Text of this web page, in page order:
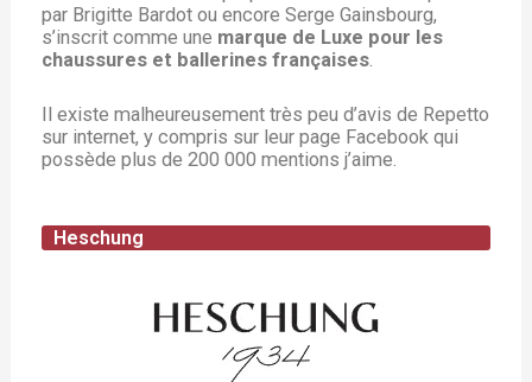
par Brigitte Bardot ou encore Serge Gainsbourg,
s’inscrit comme une marque de Luxe pour les
chaussures et ballerines françaises.
Il existe malheureusement très peu d’avis de Repetto
sur internet, y compris sur leur page Facebook qui
possède plus de 200 000 mentions j’aime.
Heschung